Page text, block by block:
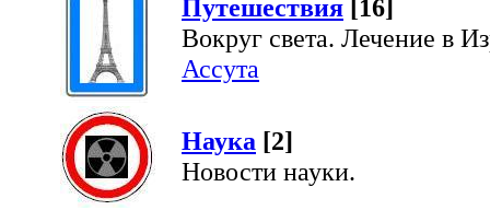
Путешествия [16]
Вокруг света. Лечение в
Ассута
Наука [2]
Новости науки.